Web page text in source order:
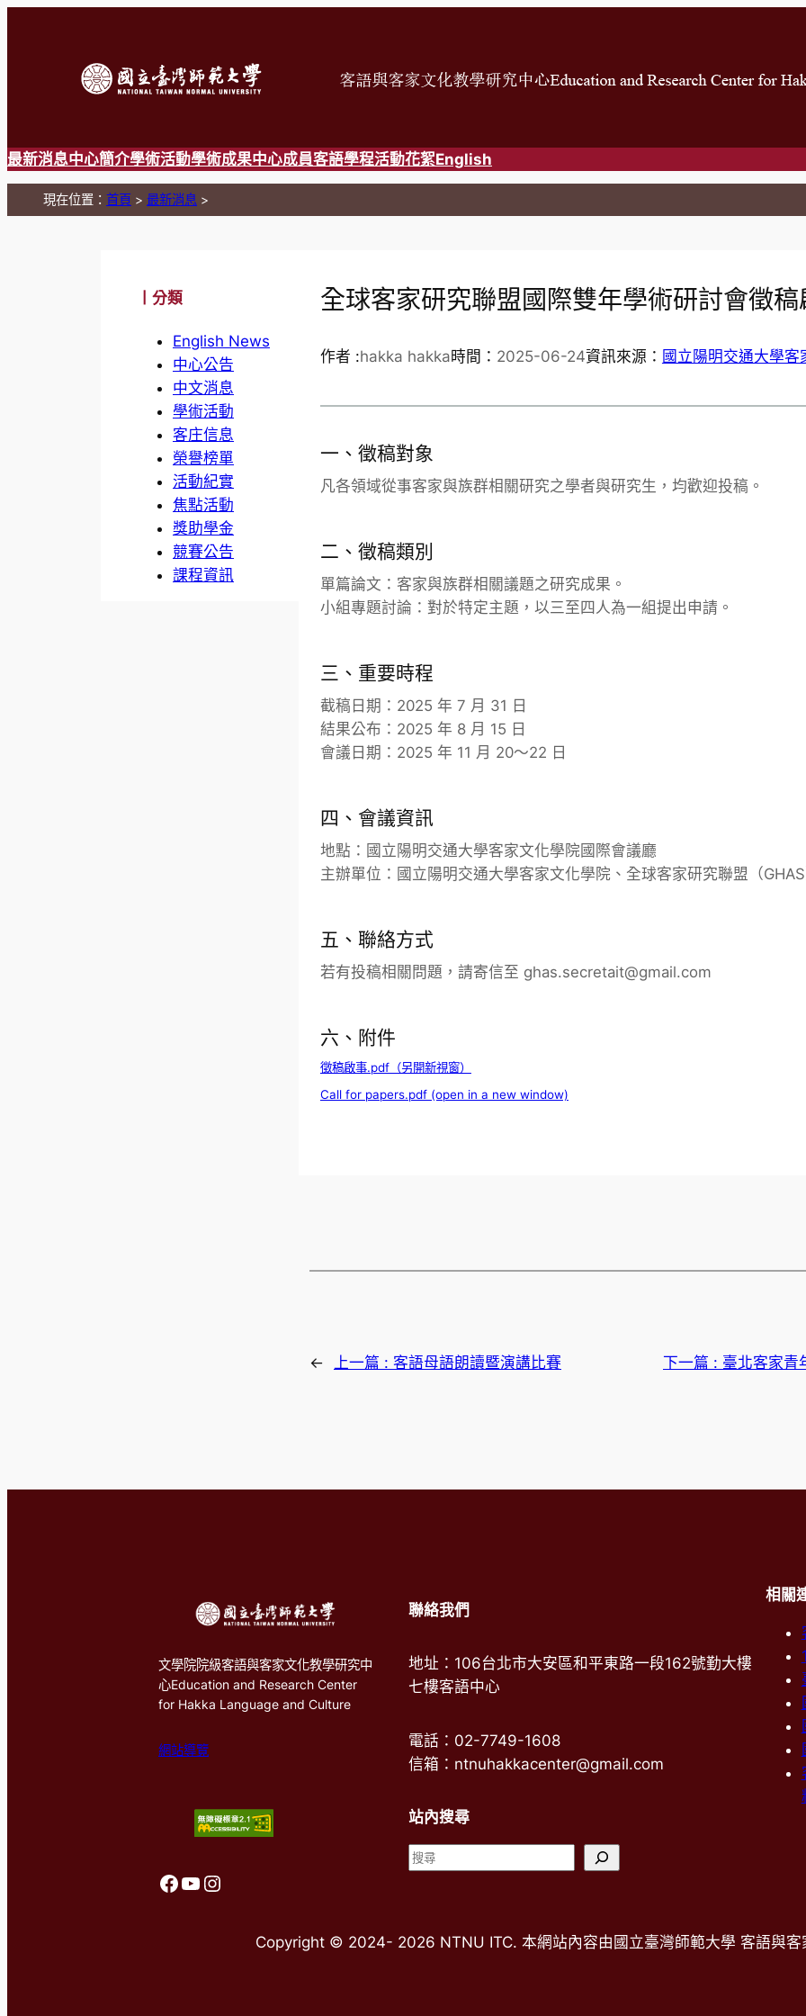
最新消息中心簡介學術活動學術成果中心成員客語學程活動花絮English
現在位置： 首頁 > 最新消息 >
丨分類
English News
中心公告
中文消息
學術活動
客庄信息
榮譽榜單
活動紀實
焦點活動
獎助學金
競賽公告
課程資訊
全球客家研究聯盟國際雙年學術研討會徵
作者 :hakka hakka時間： 2025-06-24資訊來源： 國立陽明交通大學客
一、徵稿對象
凡各領域從事客家與族群相關研究之學者與研究生，均歡迎投稿。
二、徵稿類別
單篇論文：客家與族群相關議題之研究成果。
小組專題討論：對於特定主題，以三至四人為一組提出申請。
三、重要時程
截稿日期：2025 年 7 月 31 日
結果公布：2025 年 8 月 15 日
會議日期：2025 年 11 月 20～22 日
四、會議資訊
地點：國立陽明交通大學客家文化學院國際會議廳
主辦單位：國立陽明交通大學客家文化學院、全球客家研究聯盟（
五、聯絡方式
若有投稿相關問題，請寄信至 ghas.secretait@gmail.com
六、附件
徵稿啟事.pdf（另開新視窗）
Call for papers.pdf (open in a new window)
← 上一篇 : 客語母語朗讀暨演講比賽 下一篇 : 臺北客家青
文學院院級客語與客家文化教學研究中
心Education and Research Center
for Hakka Language and Culture
網站導覽
前往客語中心FaceBook 前往客語中心Youtube 前往客語中心Instagram
聯絡我們
地址：106台北市大安區和平東路一段162號勤大樓
七樓客語中心
電話：02-7749-1608
信箱：ntnuhakkacenter@gmail.com
站內搜尋
搜
相關
Copyright © 2024- 2026 NTNU ITC. 本網站內容由國立臺灣師範大學 客語與客